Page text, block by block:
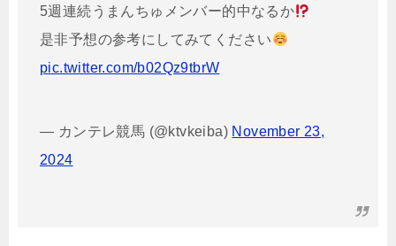
5週連続うまんちゅメンバー的中なるか
是非予想の参考にしてみてください
pic.twitter.com/b02Qz9tbrW
— カンテレ競馬 (@ktvkeiba) November 23,
2024